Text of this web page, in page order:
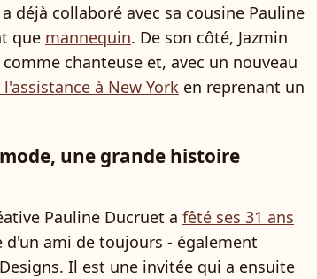
déjà collaboré avec sa cousine Pauline
que mannequin. De son côté, Jazmin
chanteuse et, avec un nouveau
à New York en reprenant un
une grande histoire
Pauline Ducruet a fêté ses 31 ans
d'un ami de toujours - également
Il est une invitée qui a ensuite